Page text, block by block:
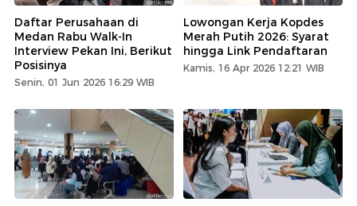
Daftar Perusahaan di
Medan Rabu Walk-In
Interview Pekan Ini, Berikut
Posisinya
Senin, 01 Jun 2026 16:29 WIB
Lowongan Kerja Kopdes
Merah Putih 2026: Syarat
hingga Link Pendaftaran
Kamis, 16 Apr 2026 12:21 WIB